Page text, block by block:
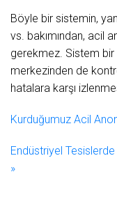
Böyle bir sistemin,
vs. bakımından, acil
gerekmez. Sistem bir
merkezinden de
hatalara karşı
Kurduğumuz Acil
Endüstriyel
»